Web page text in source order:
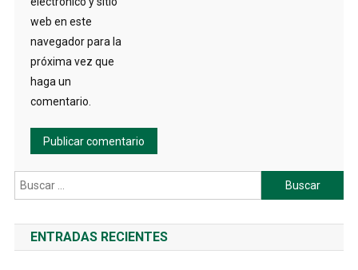
web en este
navegador para la
próxima vez que
haga un
comentario.
Buscar:
ENTRADAS RECIENTES